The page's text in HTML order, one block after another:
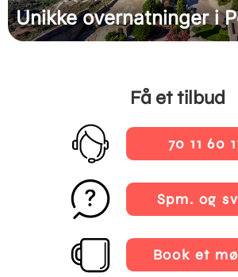
Unikke overnatninger i
Få et tilbud
70 11 60
Spm. og
Book et